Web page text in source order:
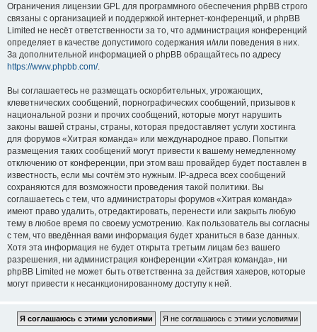
Ограничения лицензии GPL для программного обеспечения phpBB строго
связаны с организацией и поддержкой интернет-конференций, и phpBB
Limited не несёт ответственности за то, что администрация конференций
определяет в качестве допустимого содержания и/или поведения в них.
За дополнительной информацией о phpBB обращайтесь по адресу
https://www.phpbb.com/.
Вы соглашаетесь не размещать оскорбительных, угрожающих,
клеветнических сообщений, порнографических сообщений, призывов к
национальной розни и прочих сообщений, которые могут нарушить
законы вашей страны, страны, которая предоставляет услуги хостинга
для форумов «Хитрая команда» или международное право. Попытки
размещения таких сообщений могут привести к вашему немедленному
отключению от конференции, при этом ваш провайдер будет поставлен в
известность, если мы сочтём это нужным. IP-адреса всех сообщений
сохраняются для возможности проведения такой политики. Вы
соглашаетесь с тем, что администраторы форумов «Хитрая команда»
имеют право удалить, отредактировать, перенести или закрыть любую
тему в любое время по своему усмотрению. Как пользователь вы согласны
с тем, что введённая вами информация будет храниться в базе данных.
Хотя эта информация не будет открыта третьим лицам без вашего
разрешения, ни администрация конференции «Хитрая команда», ни
phpBB Limited не может быть ответственна за действия хакеров, которые
могут привести к несанкционированному доступу к ней.